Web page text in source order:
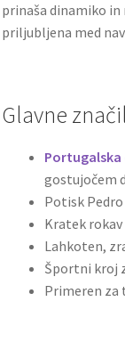
prinaša dinamiko
priljubljena med
Glavne
Portugalska
gostujočem
Potisk
Kratek
Lahkoten,
Športni kroj
Primeren za